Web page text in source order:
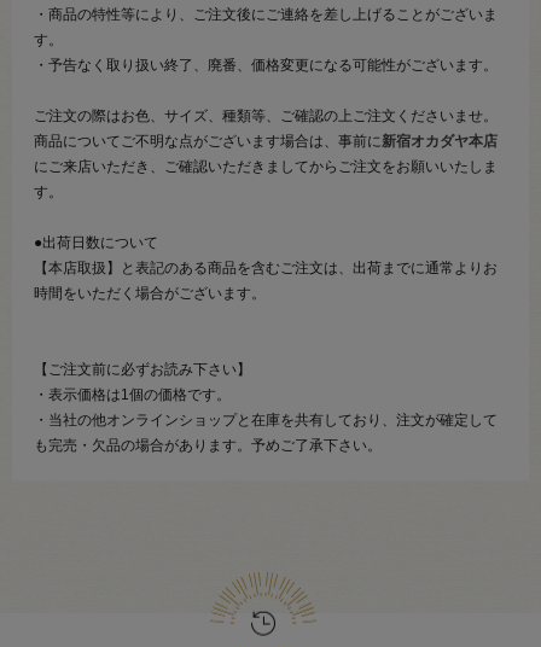
・商品の特性等により、ご注文後にご連絡を差し上げることがございま
す。
・予告なく取り扱い終了、廃番、価格変更になる可能性がございます。
ご注文の際はお色、サイズ、種類等、ご確認の上ご注文くださいませ。
商品についてご不明な点がございます場合は、事前に新宿オカダヤ本店
にご来店いただき、ご確認いただきましてからご注文をお願いいたしま
す。
●出荷日数について
【本店取扱】と表記のある商品を含むご注文は、出荷までに通常よりお
時間をいただく場合がございます。
【ご注文前に必ずお読み下さい】
・表示価格は1個の価格です。
・当社の他オンラインショップと在庫を共有しており、注文が確定して
も完売・欠品の場合があります。予めご了承下さい。